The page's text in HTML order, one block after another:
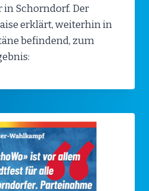
Schorndorf. Der
erklärt, weiterhin in
befindend, zum